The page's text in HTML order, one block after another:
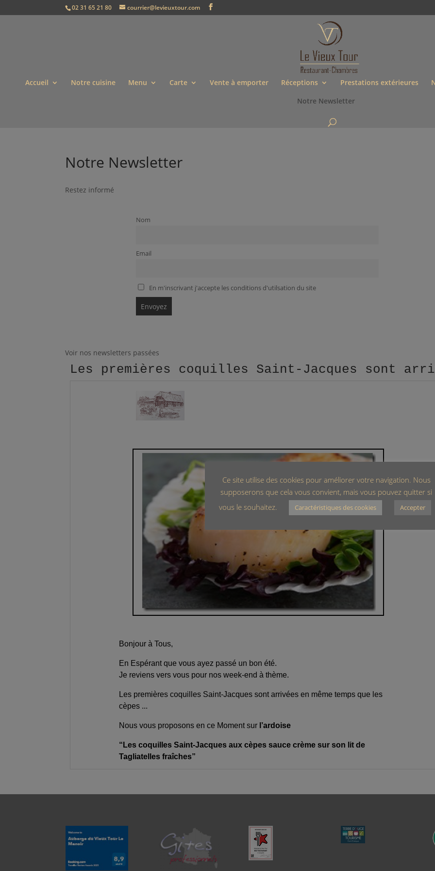
02 31 65 21 80 courrier@levieuxtour.com
Accueil Notre cuisine Menu Carte Vente à emporter Réceptions Prestations extérieures
Notre Newsletter
Notre Newsletter
Restez informé
Nom
Email
En m'inscrivant j'accepte les conditions d'utilsation du site
Voir nos newsletters passées
Les premières coquilles Saint-Jacques sont
Ce site utilise des cookies pour améliorer votre navigation. Nous
supposerons que cela vous convient, mais vous pouvez quitter si
vous le souhaitez.
Caractéristiques des cookies Accepter